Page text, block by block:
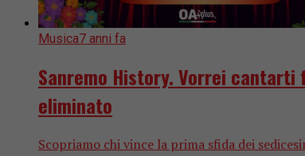
Musica7 anni fa
Sanremo History. Vorrei cantarti
eliminato
Scopriamo chi vince la prima sfida dei